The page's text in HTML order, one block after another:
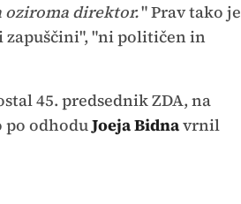
oziroma direktor." Prav tako je
"ni političen in
45. predsednik ZDA, na
po odhoduJoeja Bidnavrnil